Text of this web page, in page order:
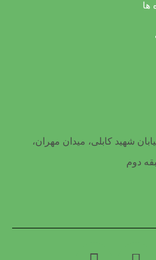
ها
شهید کابلی، میدان مهران،
دوم